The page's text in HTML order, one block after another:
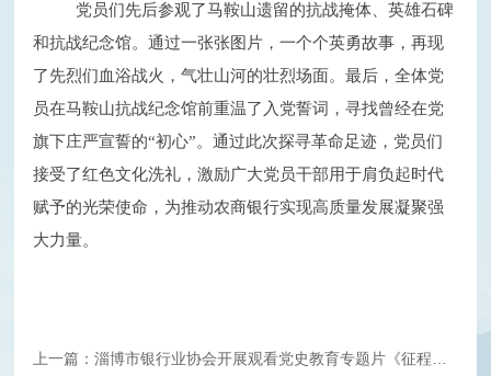
党员们先后参观了马鞍山遗留的抗战掩体、英雄石碑
和抗战纪念馆。通过一张张图片，一个个英勇故事，再现
了先烈们血浴战火，气壮山河的壮烈场面。最后，全体党
员在马鞍山抗战纪念馆前重温了入党誓词，寻找曾经在党
旗下庄严宣誓的“初心”。通过此次探寻革命足迹，党员们
接受了红色文化洗礼，激励广大党员干部用于肩负起时代
赋予的光荣使命，为推动农商银行实现高质量发展凝聚强
大力量。